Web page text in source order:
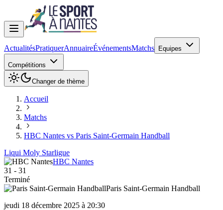
ActualitésPratiquerAnnuaireÉvénementsMatchs Equipes
Compétitions
Changer de thème
Accueil
Matchs
HBC Nantes vs Paris Saint-Germain Handball
Liqui Moly Starligue
HBC Nantes
31 - 31
Terminé
Paris Saint-Germain Handball
jeudi 18 décembre 2025 à 20:30